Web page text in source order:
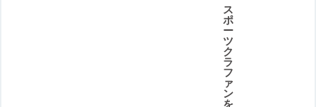
ス
ポ
ー
ツ
ク
ラ
フ
ァ
ン
を